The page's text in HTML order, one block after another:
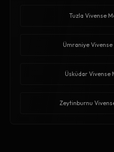
Tuzla Vivense
Ümraniye Vivense
Üsküdar Vivense
Zeytinburnu